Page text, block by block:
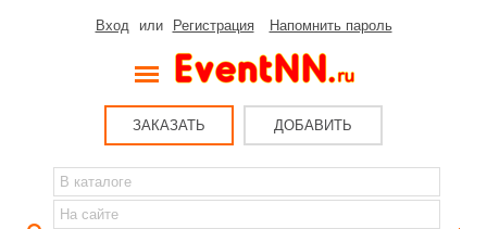
Вход или Регистрация Напомнить пароль
ЗАКАЗАТЬ ДОБАВИТЬ